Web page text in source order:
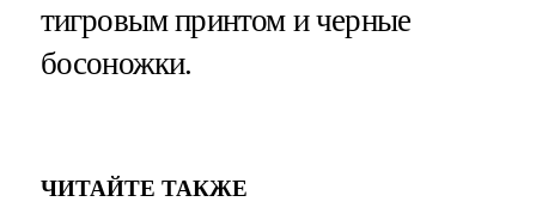
тигровым принтом и черные
босоножки.
ЧИТАЙТЕ ТАКЖЕ